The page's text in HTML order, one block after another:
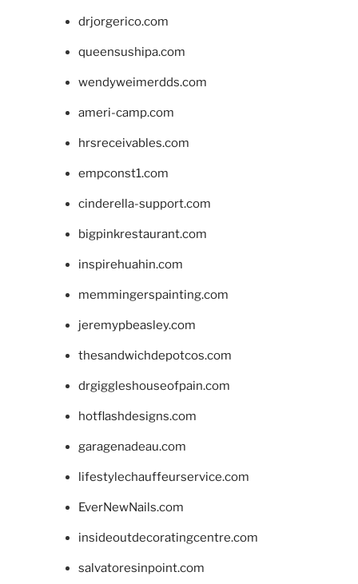
drjorgerico.com
queensushipa.com
wendyweimerdds.com
ameri-camp.com
hrsreceivables.com
empconst1.com
cinderella-support.com
bigpinkrestaurant.com
inspirehuahin.com
memmingerspainting.com
jeremypbeasley.com
thesandwichdepotcos.com
drgiggleshouseofpain.com
hotflashdesigns.com
garagenadeau.com
lifestylechauffeurservice.com
EverNewNails.com
insideoutdecoratingcentre.com
salvatoresinpoint.com